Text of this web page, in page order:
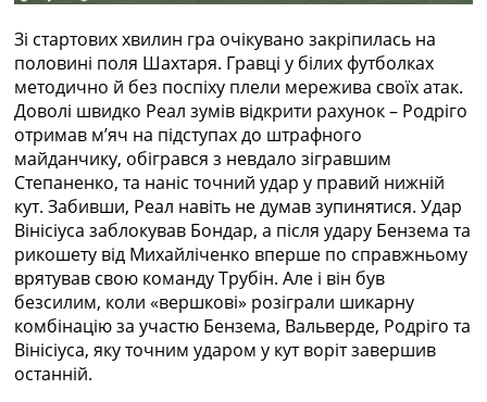
Зі стартових хвилин гра очікувано закріпилась на
половині поля Шахтаря. Гравці у білих футболках
методично й без поспіху плели мережива своїх атак.
Доволі швидко Реал зумів відкрити рахунок – Родріго
отримав мʼяч на підступах до штрафного
майданчику, обігрався з невдало зігравшим
Степаненко, та наніс точний удар у правий нижній
кут. Забивши, Реал навіть не думав зупинятися. Удар
Вінісіуса заблокував Бондар, а після удару Бензема та
рикошету від Михайліченко вперше по справжньому
врятував свою команду Трубін. Але і він був
безсилим, коли «вершкові» розіграли шикарну
комбінацію за участю Бензема, Вальверде, Родріго та
Вінісіуса, яку точним ударом у кут воріт завершив
останній.